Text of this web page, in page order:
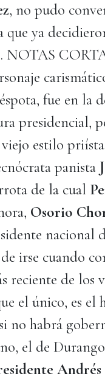
, no pudo
ya
NOTAS
fue en la
presidencial,
estilo
panista
de la cual
Osorio
nacional
irse cuando
reciente de los
el único, es el
no habrá
el de